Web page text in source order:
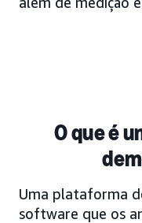
O que é
Uma plataforma
software que os